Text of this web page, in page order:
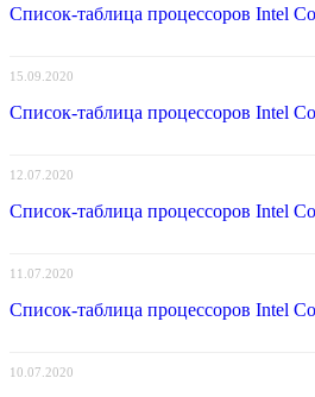
Список-таблица процессоров Intel
15.09.2020
Список-таблица процессоров Intel
12.07.2020
Список-таблица процессоров Intel
11.07.2020
Список-таблица процессоров Intel
10.07.2020